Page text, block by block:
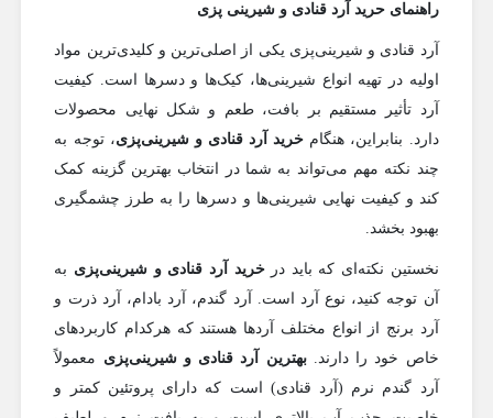
راهنمای حرید آرد قنادی و شیرینی پزی
آرد قنادی و شیرینی‌پزی یکی از اصلی‌ترین و کلیدی‌ترین مواد
اولیه در تهیه انواع شیرینی‌ها، کیک‌ها و دسرها است. کیفیت
آرد تأثیر مستقیم بر بافت، طعم و شکل نهایی محصولات
دارد. بنابراین، هنگامخرید آرد قنادی و شیرینی‌پزی، توجه به
چند نکته مهم می‌تواند به شما در انتخاب بهترین گزینه کمک
کند و کیفیت نهایی شیرینی‌ها و دسرها را به طرز چشمگیری
بهبود بخشد.
نخستین نکته‌ای که باید در خرید آرد قنادی و شیرینی‌پزیبه
آن توجه کنید، نوع آرد است. آرد گندم، آرد بادام، آرد ذرت و
آرد برنج از انواع مختلف آردها هستند که هرکدام کاربردهای
خاص خود را دارند. بهترین آرد قنادی و شیرینی‌پزیمعمولاً
آرد گندم نرم (آرد قنادی) است که دارای پروتئین کمتر و